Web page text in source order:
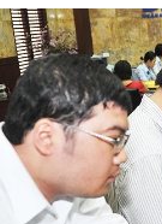
VĂN HÓA - VĂN
QUỐC TẾ
THỂ THAO
DU LỊCH